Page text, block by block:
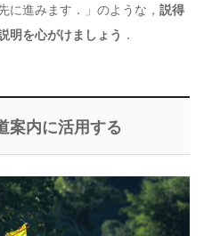
に進みます．」のような， 説得
明を心がけましょう ．
案内に活用する